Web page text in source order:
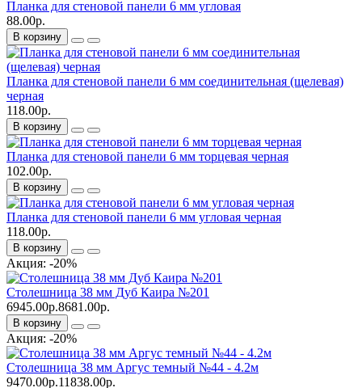
Планка для стеновой панели 6 мм угловая
88.00р.
В корзину
Планка для стеновой панели 6 мм соединительная (щелевая)
черная
118.00р.
В корзину
Планка для стеновой панели 6 мм торцевая черная
102.00р.
В корзину
Планка для стеновой панели 6 мм угловая черная
118.00р.
В корзину
Акция: -20%
Столешница 38 мм Дуб Каира №201
6945.00р.8681.00р.
В корзину
Акция: -20%
Столешница 38 мм Аргус темный №44 - 4.2м
9470.00р.11838.00р.